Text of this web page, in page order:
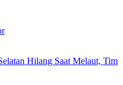
Hilang Saat Melaut, Tim